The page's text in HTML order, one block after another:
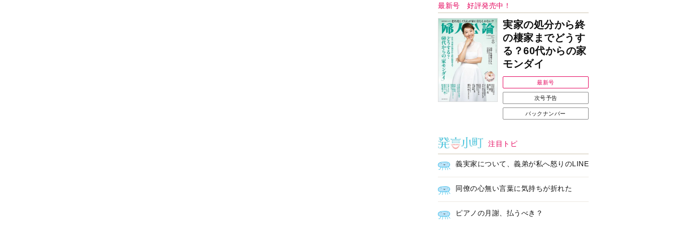
ＡＩで始める遺言を書
く前の準備セミナー開
催
耳にすっぽり！オーテ
ィコン補聴器、新しい
スタイルで All in Ear
の「オーティコン ジー
ル」を発売
トするオープンイヤー
型イヤホン「kikippa イ
ヤホン HERALBONY
モデル」発売
と訂正
あなたのペット自慢を